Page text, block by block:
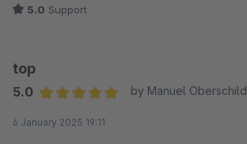
5.0 Support
top
5.0
by Manuel Oberschild
6 January 2025 19:11